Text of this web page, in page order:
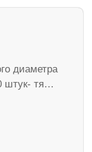
диаметра
штук- тя…